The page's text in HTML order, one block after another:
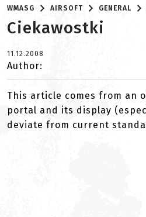
WMASG AIRSOFT GENERAL
Ciekawostki
11.12.2008
Author:
This article comes from an
portal and its display
deviate from current